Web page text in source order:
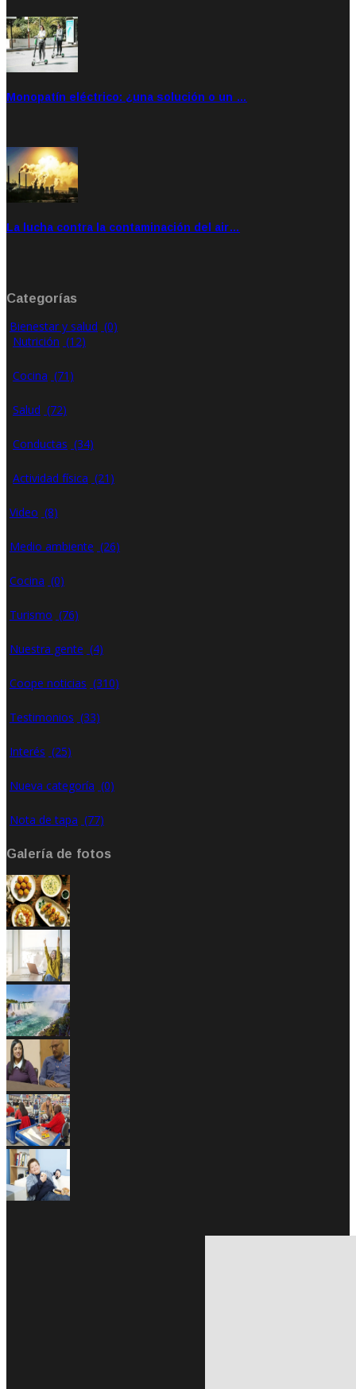
Monopatín eléctrico: ¿una solución o un …
La lucha contra la contaminación del air…
Categorías
Bienestar y salud (0)
Nutrición (12)
Cocina (71)
Salud (72)
Conductas (34)
Actividad física (21)
Video (8)
Medio ambiente (26)
Cocina (0)
Turismo (76)
Nuestra gente (4)
Coope noticias (310)
Testimonios (33)
Interés (25)
Nueva categoría (0)
Nota de tapa (77)
Galería de fotos